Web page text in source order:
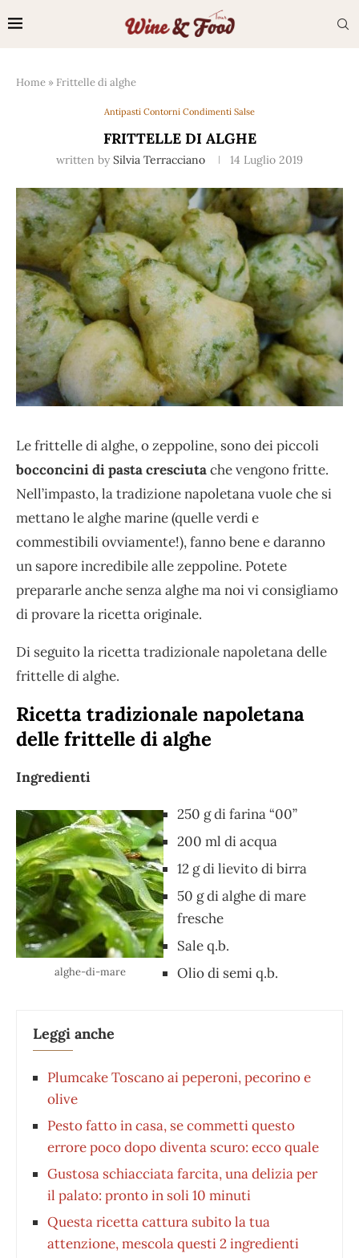
Home » Frittelle di alghe
Antipasti Contorni Condimenti Salse
FRITTELLE DI ALGHE
written by Silvia Terracciano 14 Luglio 2019
Le frittelle di alghe, o zeppoline, sono dei piccoli
bocconcini di pasta cresciutache vengono fritte.
Nell’impasto, la tradizione napoletana vuole che si
mettano le alghe marine (quelle verdi e
commestibili ovviamente!), fanno bene e daranno
un sapore incredibile alle zeppoline. Potete
prepararle anche senza alghe ma noi vi consigliamo
di provare la ricetta originale.
Di seguito la ricetta tradizionale napoletana delle
frittelle di alghe.
Ricetta tradizionale napoletana
delle frittelle di alghe
Ingredienti
alghe-di-mare
250 g di farina “00”
200 ml di acqua
12 g di lievito di birra
50 g di alghe di mare
fresche
Sale q.b.
Olio di semi q.b.
Leggi anche
Plumcake Toscano ai peperoni, pecorino e
olive
Pesto fatto in casa, se commetti questo
errore poco dopo diventa scuro: ecco quale
Gustosa schiacciata farcita, una delizia per
il palato: pronto in soli 10 minuti
Questa ricetta cattura subito la tua
attenzione, mescola questi 2 ingredienti